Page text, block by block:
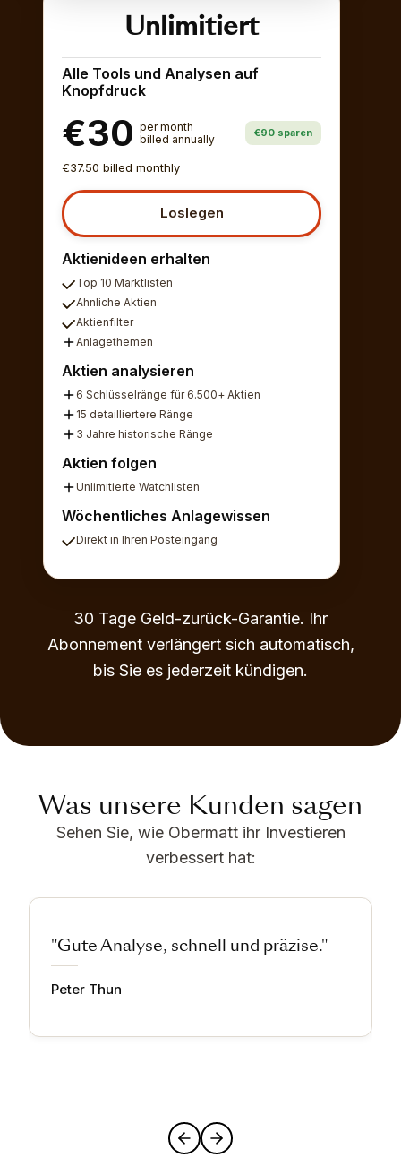
Unlimitiert
Alle Tools und Analysen auf
Knopfdruck
€30 per month
billed annually
€90 sparen
€37.50 billed monthly
Loslegen
Aktienideen erhalten
Top 10 Marktlisten
Ähnliche Aktien
Aktienfilter
Anlagethemen
Aktien analysieren
6 Schlüsselränge für 6.500+ Aktien
15 detailliertere Ränge
3 Jahre historische Ränge
Aktien folgen
Unlimitierte Watchlisten
Wöchentliches Anlagewissen
Direkt in Ihren Posteingang
30 Tage Geld-zurück-Garantie. Ihr
Abonnement verlängert sich automatisch,
bis Sie es jederzeit kündigen.
Was unsere Kunden sagen
Sehen Sie, wie Obermatt ihr Investieren
verbessert hat:
"Gute Analyse, schnell und präzise."
Peter Thun